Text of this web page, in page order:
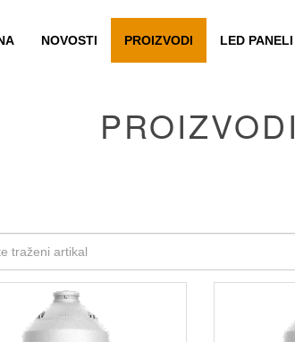
NOVOSTI PROIZVODI LED PANELI
PROIZVODI